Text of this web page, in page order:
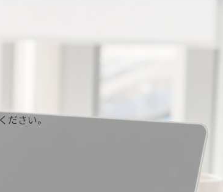
ださい。